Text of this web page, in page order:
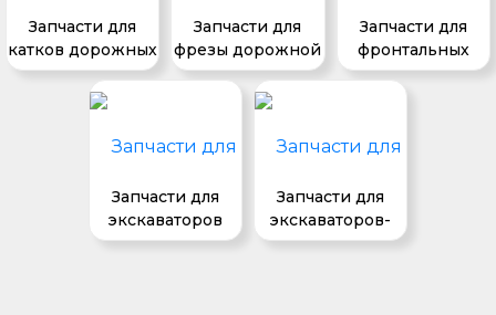
Запчасти для
катков дорожных
Запчасти для
фрезы дорожной
Запчасти для
фронтальных
погрузчиков
Запчасти для
экскаваторов
Запчасти для
экскаваторов-
погрузчиков